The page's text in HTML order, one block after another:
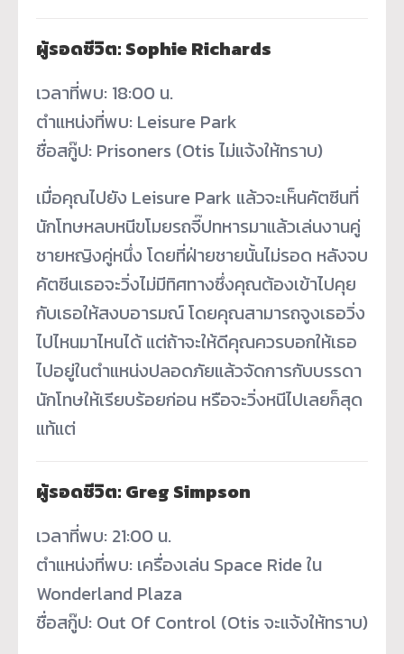
ผู้รอดชีวิต: Sophie Richards
เวลาที่พบ: 18:00 น.
ตำแหน่งที่พบ: Leisure Park
ชื่อสกู๊ป: Prisoners (Otis ไม่แจ้งให้ทราบ)
เมื่อคุณไปยัง Leisure Park แล้วจะเห็นคัตซีนที่
นักโทษหลบหนีขโมยรถจี๊ปทหารมาแล้วเล่นงานคู่
ชายหญิงคู่หนึ่ง โดยที่ฝ่ายชายนั้นไม่รอด หลังจบ
คัตซีนเธอจะวิ่งไม่มีทิศทางซึ่งคุณต้องเข้าไปคุย
กับเธอให้สงบอารมณ์ โดยคุณสามารถจูงเธอวิ่ง
ไปไหนมาไหนได้ แต่ถ้าจะให้ดีคุณควรบอกให้เธอ
ไปอยู่ในตำแหน่งปลอดภัยแล้วจัดการกับบรรดา
นักโทษให้เรียบร้อยก่อน หรือจะวิ่งหนีไปเลยก็สุด
แท้แต่
ผู้รอดชีวิต: Greg Simpson
เวลาที่พบ: 21:00 น.
ตำแหน่งที่พบ: เครื่องเล่น Space Ride ใน
Wonderland Plaza
ชื่อสกู๊ป: Out Of Control (Otis จะแจ้งให้ทราบ)